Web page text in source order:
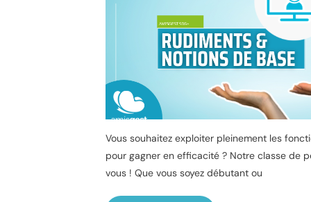
Vous souhaitez exploiter pleinement les
pour gagner en efficacité ? Notre classe de
vous ! Que vous soyez débutant ou